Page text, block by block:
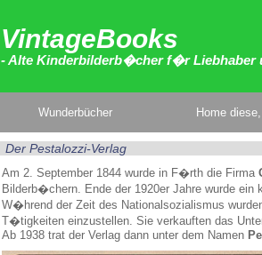
VintageBooks
- Alte Kinderbilderb�cher f�r Liebhaber
Wunderbücher Home
Der Pestalozzi-Verlag
Am 2. September 1844 wurde in F�rth die Firma
Bilderb�chern. Ende der 1920er Jahre wurde
W�hrend der Zeit des Nationalsozialismus
T�tigkeiten einzustellen. Sie verkauften das
Ab 1938 trat der Verlag dann unter dem Namen